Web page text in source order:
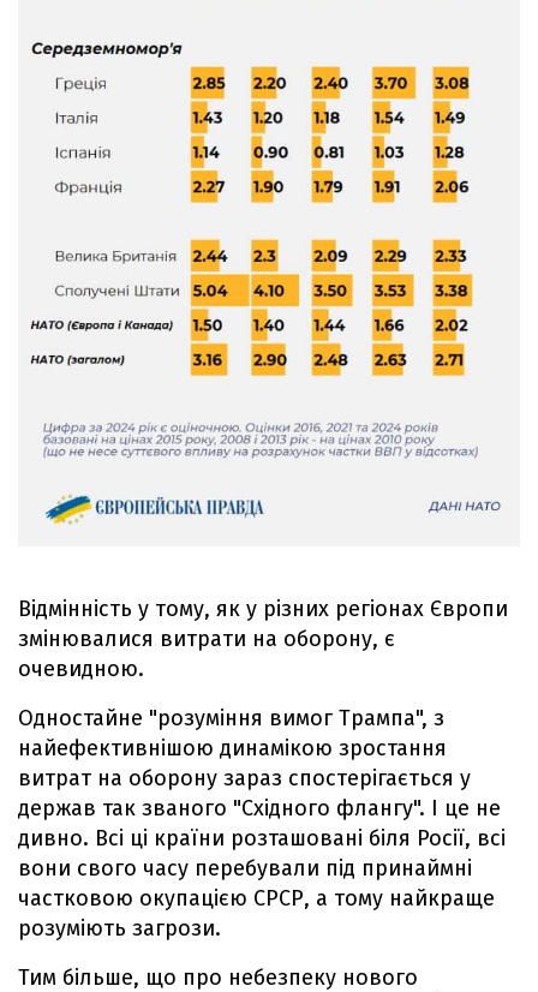
Відмінність у тому, як у різних регіонах Європи
змінювалися витрати на оборону, є
очевидною.
Одностайне "розуміння вимог Трампа", з
найефективнішою динамікою зростання
витрат на оборону зараз спостерігається у
держав так званого "Східного флангу". І це не
дивно. Всі ці країни розташовані біля Росії, всі
вони свого часу перебували під принаймні
частковою окупацією СРСР, а тому найкраще
розуміють загрози.
Тим більше, що про небезпеку нового